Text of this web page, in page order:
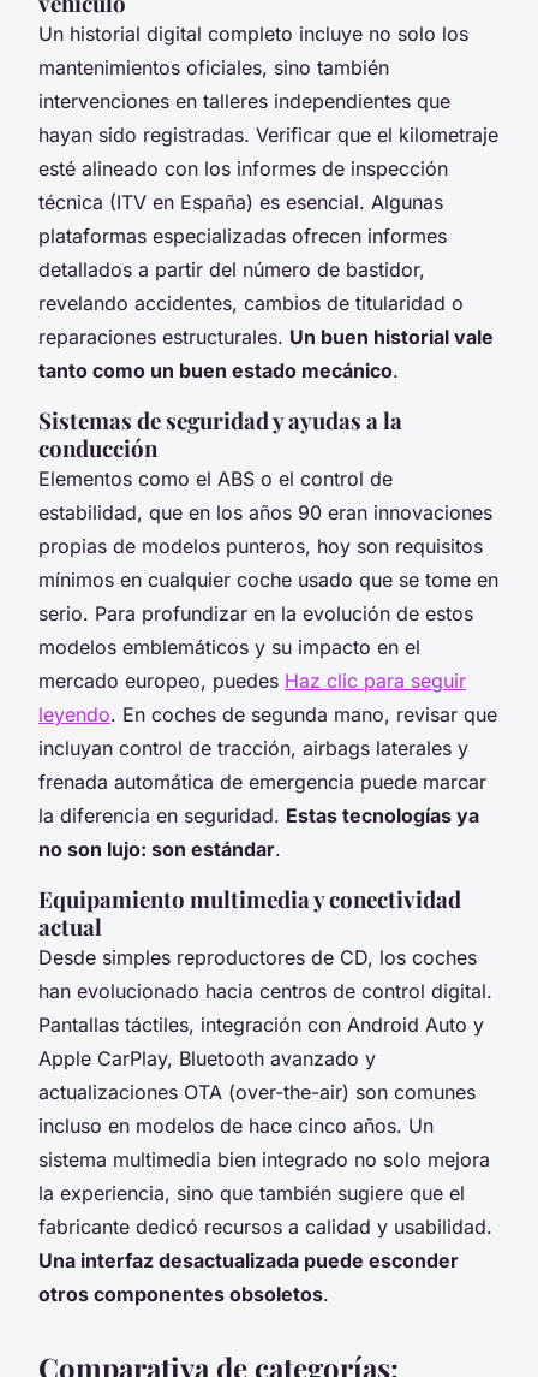
Un historial digital completo incluye no solo los
mantenimientos oficiales, sino también
intervenciones en talleres independientes que
hayan sido registradas. Verificar que el kilometraje
esté alineado con los informes de inspección
técnica (ITV en España) es esencial. Algunas
plataformas especializadas ofrecen informes
detallados a partir del número de bastidor,
revelando accidentes, cambios de titularidad o
reparaciones estructurales. Un buen historial vale
tanto como un buen estado mecánico.
Sistemas de seguridad y ayudas a la
conducción
Elementos como el ABS o el control de
estabilidad, que en los años 90 eran innovaciones
propias de modelos punteros, hoy son requisitos
mínimos en cualquier coche usado que se tome en
serio. Para profundizar en la evolución de estos
modelos emblemáticos y su impacto en el
mercado europeo, puedes Haz clic para seguir
leyendo. En coches de segunda mano, revisar que
incluyan control de tracción, airbags laterales y
frenada automática de emergencia puede marcar
la diferencia en seguridad. Estas tecnologías ya
no son lujo: son estándar.
Equipamiento multimedia y conectividad
actual
Desde simples reproductores de CD, los coches
han evolucionado hacia centros de control digital.
Pantallas táctiles, integración con Android Auto y
Apple CarPlay, Bluetooth avanzado y
actualizaciones OTA (over-the-air) son comunes
incluso en modelos de hace cinco años. Un
sistema multimedia bien integrado no solo mejora
la experiencia, sino que también sugiere que el
fabricante dedicó recursos a calidad y usabilidad.
Una interfaz desactualizada puede esconder
otros componentes obsoletos.
Comparativa de categorías: